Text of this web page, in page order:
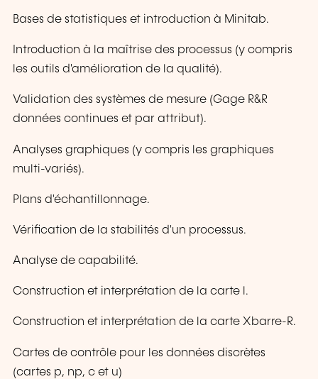
Bases de statistiques et introduction à Minitab.
Introduction à la maîtrise des processus (y compris
les outils d'amélioration de la qualité).
Validation des systèmes de mesure (Gage R&R
données continues et par attribut).
Analyses graphiques (y compris les graphiques
multi-variés).
Plans d'échantillonnage.
Vérification de la stabilités d'un processus.
Analyse de capabilité.
Construction et interprétation de la carte l.
Construction et interprétation de la carte Xbarre-R.
Cartes de contrôle pour les données discrètes
(cartes p, np, c et u)